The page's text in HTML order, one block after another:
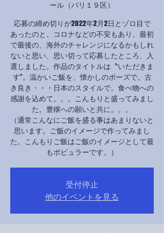
ール（パリ１９区）
応募の締め切りが2022年2月2日とゾロ目で
あったのと、コロナなどの不安もあり、最初
で最後の、海外のチャレンジになるかもしれ
ないと思い、思い切って応募したところ、入
選しました。作品のタイトルは〝いただきま
す”。温かいご飯を、懐かしのポーズで。古
き良き・・・日本のスタイルで。食べ物への
感謝を込めて。。。こんもりと盛ってみまし
た。豊穣への願いと共に。。。
（通常こんなにご飯を盛る事はあまりないと
思います。ご飯のイメージで作ってみまし
た。こんもりご飯はご飯のイメージとして最
もポピュラーです。）
受付停止
他のイベントを見る